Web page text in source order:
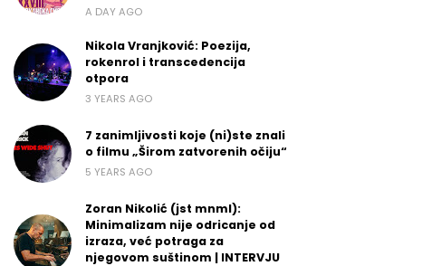
A DAY AGO
Nikola Vranjković: Poezija,
rokenrol i transcedencija
otpora
3 YEARS AGO
7 zanimljivosti koje (ni)ste znali
o filmu „Širom zatvorenih očiju“
5 YEARS AGO
Zoran Nikolić (jst mnml):
Minimalizam nije odricanje od
izraza, već potraga za
njegovom suštinom | INTERVJU